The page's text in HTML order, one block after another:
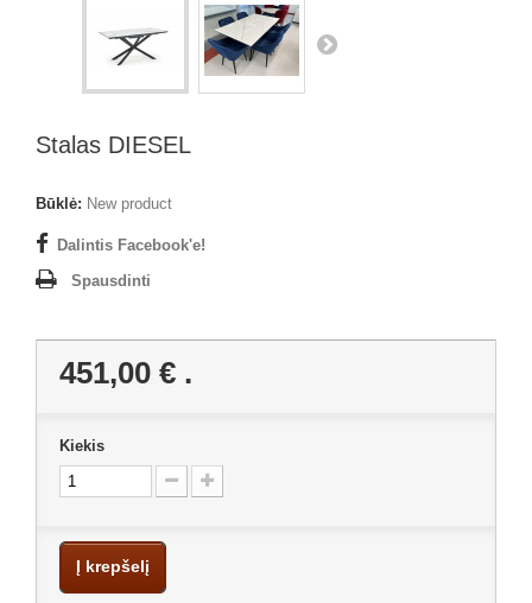
Stalas DIESEL
Būklė: New product
Dalintis Facebook'e!
Spausdinti
451,00 € .
Kiekis
Į krepšelį